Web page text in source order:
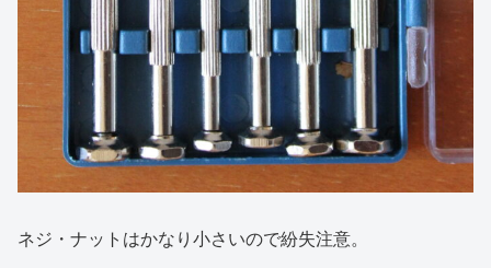
ネジ・ナットはかなり小さいので紛失注意。